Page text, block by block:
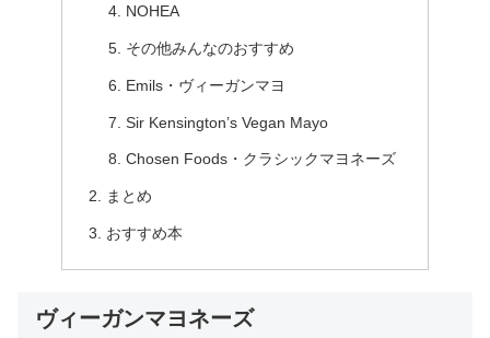
NOHEA
その他みんなのおすすめ
Emils・ヴィーガンマヨ
Sir Kensington’s Vegan Mayo
Chosen Foods・クラシックマヨネーズ
まとめ
おすすめ本
ヴィーガンマヨネーズ